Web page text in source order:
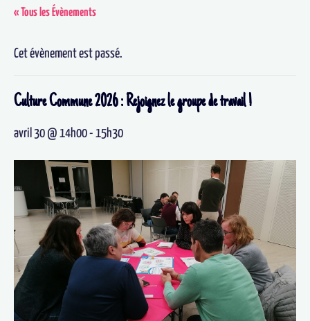
« Tous les Évènements
Cet évènement est passé.
Culture Commune 2026 : Rejoignez le groupe de travail !
avril 30 @ 14h00- 15h30